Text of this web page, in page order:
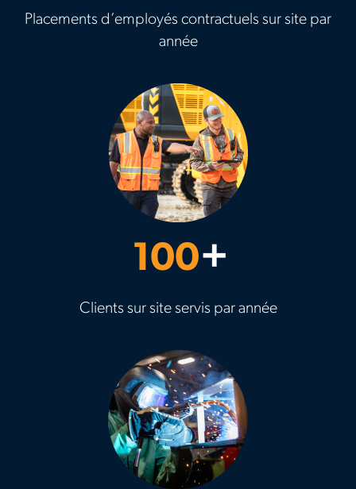
Placements d’employés contractuels sur site par
année
100+
Clients sur site servis par année